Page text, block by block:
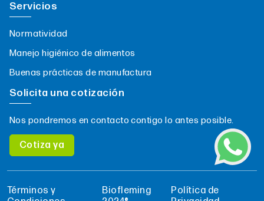
Servicios
Normatividad
Manejo higiénico de alimentos
Buenas prácticas de manufactura
Solicita una cotización
Nos pondremos en contacto contigo lo antes posible.
Cotiza ya
Términos y
Biofleming
Política de